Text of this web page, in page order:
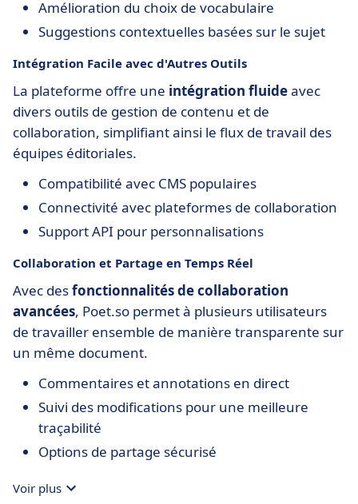
Amélioration du choix de vocabulaire
Suggestions contextuelles basées sur le sujet
Intégration Facile avec d'Autres Outils
La plateforme offre une intégration fluideavec
divers outils de gestion de contenu et de
collaboration, simplifiant ainsi le flux de travail des
équipes éditoriales.
Compatibilité avec CMS populaires
Connectivité avec plateformes de collaboration
Support API pour personnalisations
Collaboration et Partage en Temps Réel
Avec desfonctionnalités de collaboration
avancées, Poet.so permet à plusieurs utilisateurs
de travailler ensemble de manière transparente sur
un même document.
Commentaires et annotations en direct
Suivi des modifications pour une meilleure
traçabilité
Options de partage sécurisé
Voir plus